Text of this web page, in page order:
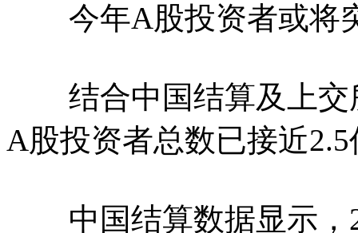
今年A股投资者或将
结合中国结算及上交
A股投资者总数已接近2.5
中国结算数据显示，